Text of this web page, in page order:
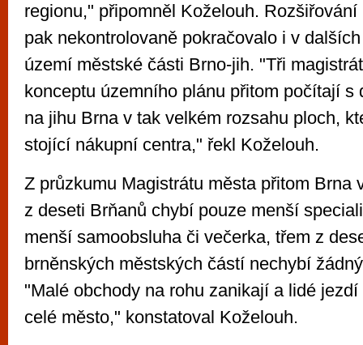
regionu," připomněl Koželouh.
pak nekontrolovaně pokračovalo i v
území městské části Brno-jih. "Tři
konceptu územního plánu přitom počítají s
na jihu Brna v tak velkém rozsahu ploch,
stojící nákupní centra," řekl Koželouh.
Z průzkumu Magistrátu města přitom Brna
z deseti Brňanů chybí pouze menší
menší samoobsluha či večerka, třem z
brněnských městských částí nechybí
"Malé obchody na rohu zanikají a lidé
celé město," konstatoval Koželouh.